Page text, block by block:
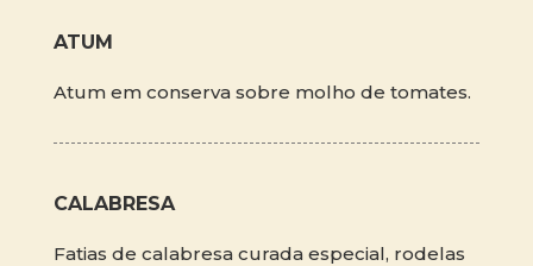
ATUM
Atum em conserva sobre molho de tomates.
CALABRESA
Fatias de calabresa curada especial, rodelas